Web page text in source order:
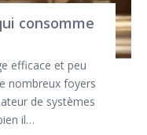
consomme
efficace et peu
nombreux foyers
de systèmes
il…